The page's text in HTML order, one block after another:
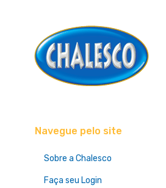
Navegue pelo site
Sobre a Chalesco
Faça seu Login